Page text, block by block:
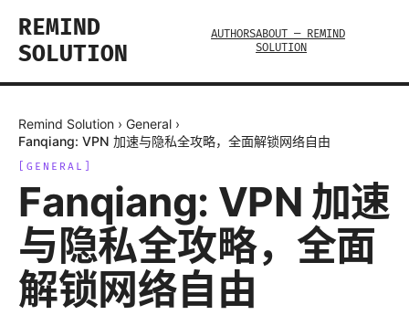
REMIND
SOLUTION
AUTHORSABOUT — REMIND
SOLUTION
Remind Solution › General ›
Fanqiang: VPN 加速与隐私全攻略，全面解锁网络自由
GENERAL
Fanqiang: VPN 加速
与隐私全攻略，全面
解锁网络自由